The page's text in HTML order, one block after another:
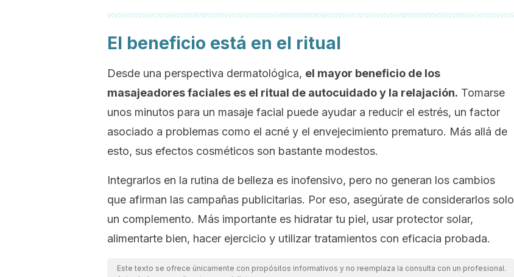
El beneficio está en el ritual
Desde una perspectiva dermatológica, el mayor beneficio de los
masajeadores faciales es el ritual de autocuidado y la relajación. Tomarse
unos minutos para un masaje facial puede ayudar a reducir el estrés, un factor
asociado a problemas como el acné y el envejecimiento prematuro. Más allá de
esto, sus efectos cosméticos son bastante modestos.
Integrarlos en la rutina de belleza es inofensivo, pero no generan los cambios
que afirman las campañas publicitarias. Por eso, asegúrate de considerarlos solo
un complemento. Más importante es hidratar tu piel, usar protector solar,
alimentarte bien, hacer ejercicio y utilizar tratamientos con eficacia probada.
Este texto se ofrece únicamente con propósitos informativos y no reemplaza la consulta con un profesional.